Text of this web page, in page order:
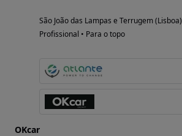
São João das Lampas e Terrugem (Lisboa)
Profissional • Para o topo
OKcar